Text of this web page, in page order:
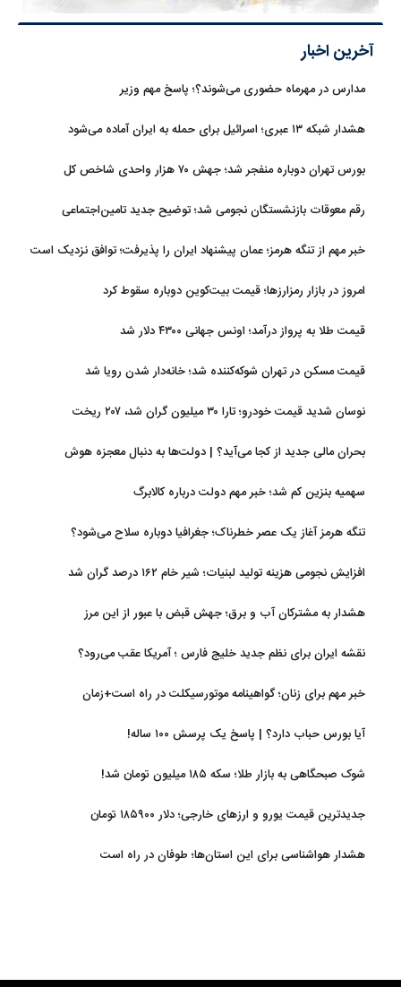
آخرین اخبار
مدارس در مهرماه حضوری می‌شوند؟؛ پاسخ مهم وزیر
هشدار شبکه ۱۳ عبری؛ اسرائیل برای حمله به ایران آماده می‌شود
بورس تهران دوباره منفجر شد؛ جهش ۷۰ هزار واحدی شاخص کل
رقم معوقات بازنشستگان نجومی شد؛ توضیح جدید تامین‌اجتماعی
خبر مهم از تنگه هرمز؛ عمان پیشنهاد ایران را پذیرفت؛ توافق نزدیک است
امروز در بازار رمزارزها؛ قیمت بیت‌کوین دوباره سقوط کرد
قیمت طلا به پرواز درآمد؛ اونس جهانی ۴۳۰۰ دلار شد
قیمت مسکن در تهران شوکه‌کننده شد؛ خانه‌دار شدن رویا شد
نوسان شدید قیمت خودرو؛ تارا ۳۰ میلیون گران شد، ۲۰۷ ریخت
بحران مالی جدید از کجا می‌آید؟ | دولت‌ها به دنبال معجزه هوش
سهمیه بنزین کم شد؛ خبر مهم دولت درباره کالابرگ
تنگه هرمز آغاز یک عصر خطرناک؛ جغرافیا دوباره سلاح می‌شود؟
افزایش نجومی هزینه تولید لبنیات؛ شیر خام ۱۶۲ درصد گران شد
هشدار به مشترکان آب و برق؛ جهش قبض با عبور از این مرز
نقشه ایران برای نظم جدید خلیج فارس ؛ آمریکا عقب می‌رود؟
خبر مهم برای زنان؛ گواهینامه موتورسیکلت در راه است+زمان
آیا بورس حباب دارد؟ | پاسخ یک پرسش ۱۰۰ ساله!
شوک صبحگاهی به بازار طلا؛ سکه ۱۸۵ میلیون تومان شد!
جدیدترین قیمت یورو و ارزهای خارجی؛ دلار ۱۸۵۹۰۰ تومان
هشدار هواشناسی برای این استان‌ها؛ طوفان در راه است